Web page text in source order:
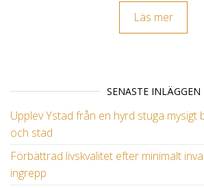
Läs mer
SENASTE INLÄGGEN
Upplev Ystad från en hyrd stuga mysigt
och stad
Förbättrad livskvalitet efter minimalt
ingrepp